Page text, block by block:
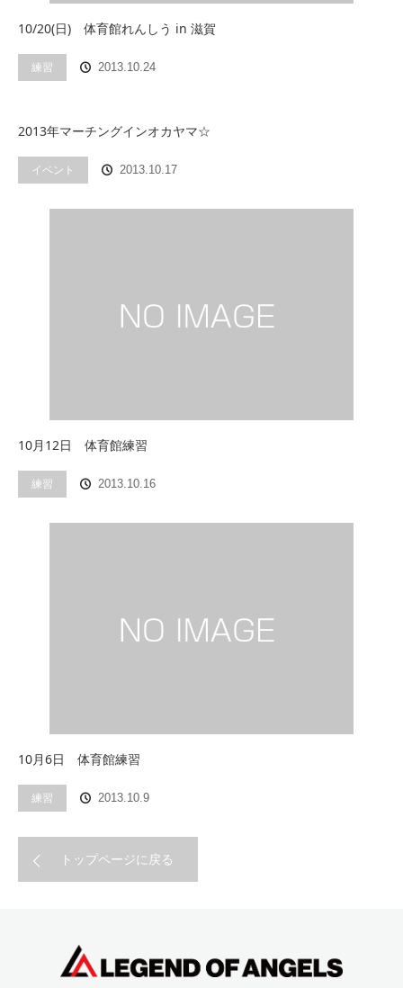
10/20(日) 体育館れんしう in 滋賀
練習 2013.10.24
2013年マーチングインオカヤマ☆
イベント 2013.10.17
10月12日 体育館練習
練習 2013.10.16
10月6日 体育館練習
練習 2013.10.9
トップページに戻る